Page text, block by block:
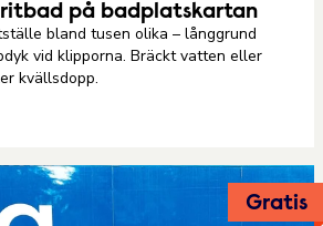
på badplatskartan
bland tusen olika – långgrund
vid klipporna. Bräckt vatten eller
kvällsdopp.
Gratis